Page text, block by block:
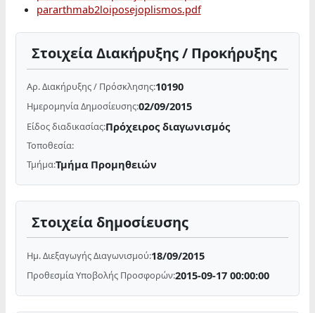
pararthmab2loiposejoplismos.pdf
Στοιχεία Διακήρυξης / Προκήρυξης
Αρ. Διακήρυξης / Πρόσκλησης:10190
Ημερομηνία Δημοσίευσης:02/09/2015
Είδος διαδικασίας:Πρόχειρος διαγωνισμός
Τοποθεσία:
Τμήμα:Τμήμα Προμηθειών
Στοιχεία δημοσίευσης
Ημ. Διεξαγωγής Διαγωνισμού:18/09/2015
Προθεσμία Υποβολής Προσφορών:2015-09-17 00:00:00